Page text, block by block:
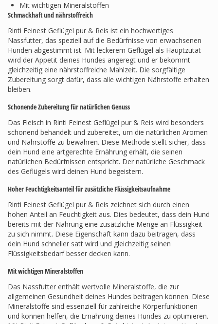
Mit wichtigen Mineralstoffen
Schmackhaft und nährstoffreich
Rinti Feinest Geflügel pur & Reis ist ein hochwertiges
Nassfutter, das speziell auf die Bedürfnisse von erwachsenen
Hunden abgestimmt ist. Mit leckerem Geflügel als Hauptzutat
wird der Appetit deines Hundes angeregt und er bekommt
gleichzeitig eine nährstoffreiche Mahlzeit. Die sorgfältige
Zubereitung sorgt dafür, dass alle wichtigen Nährstoffe erhalten
bleiben.
Schonende Zubereitung für natürlichen Genuss
Das Fleisch in Rinti Feinest Geflügel pur & Reis wird besonders
schonend behandelt und zubereitet, um die natürlichen Aromen
und Nährstoffe zu bewahren. Diese Methode stellt sicher, dass
dein Hund eine artgerechte Ernährung erhält, die seinen
natürlichen Bedürfnissen entspricht. Der natürliche Geschmack
des Geflügels wird deinen Hund begeistern.
Hoher Feuchtigkeitsanteil für zusätzliche Flüssigkeitsaufnahme
Rinti Feinest Geflügel pur & Reis zeichnet sich durch einen
hohen Anteil an Feuchtigkeit aus. Dies bedeutet, dass dein Hund
bereits mit der Nahrung eine zusätzliche Menge an Flüssigkeit
zu sich nimmt. Diese Eigenschaft kann dazu beitragen, dass
dein Hund schneller satt wird und gleichzeitig seinen
Flüssigkeitsbedarf besser decken kann.
Mit wichtigen Mineralstoffen
Das Nassfutter enthält wertvolle Mineralstoffe, die zur
allgemeinen Gesundheit deines Hundes beitragen können. Diese
Mineralstoffe sind essenziell für zahlreiche Körperfunktionen
und können helfen, die Ernährung deines Hundes zu optimieren.